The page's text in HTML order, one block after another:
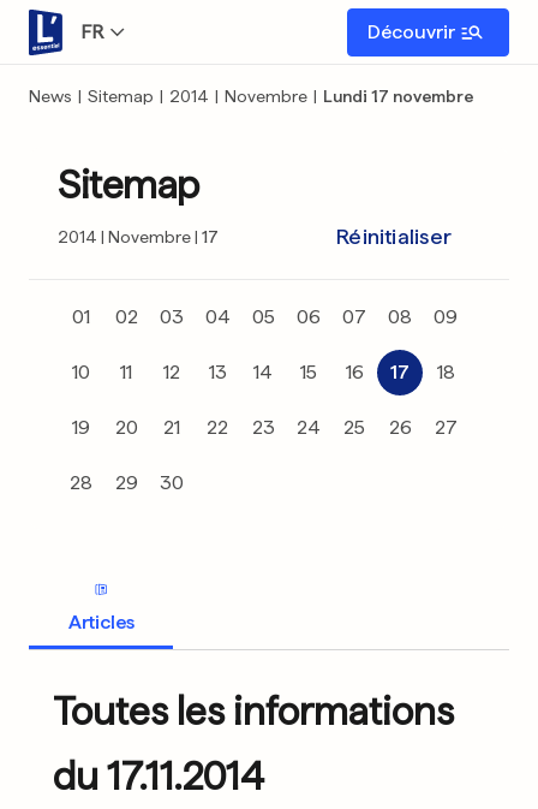
FR Découvrir
News | Sitemap | 2014 | Novembre | Lundi 17 novembre
Sitemap
2014 Novembre 17 Réinitialiser
01 02 03 04 05 06 07 08 09
10 11 12 13 14 15 16 17 18
19 20 21 22 23 24 25 26 27
28 29 30
Articles
Toutes les informations
du 17.11.2014